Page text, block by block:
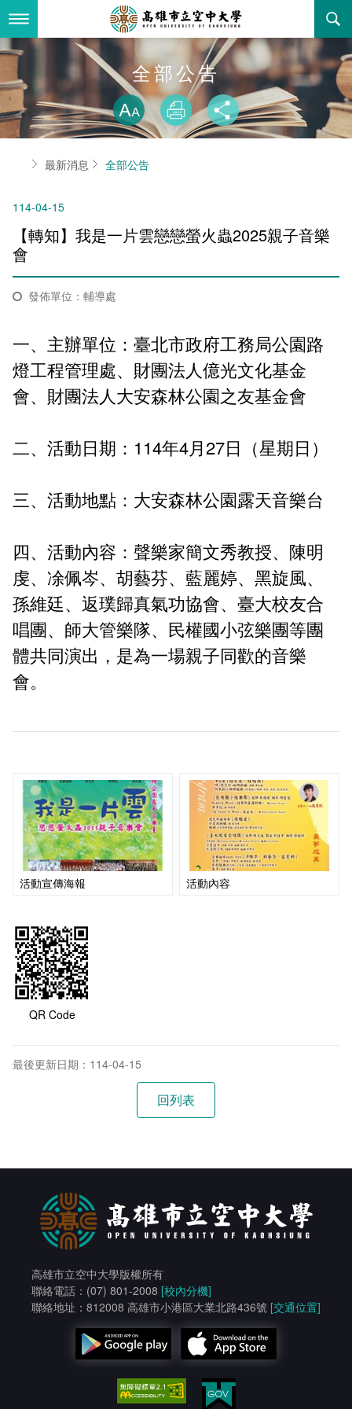
到
要
內最新消息
全部公告
教務公告
學系公告
行政公告
活動研習
招標徵才
新聞媒體專區
校園行事曆
報名系統
關於本校
空大簡介
立案證明
空大校史
空大有利的學習條件
組織架構
本校位置
空大校刊
資訊圖像化專區
校內分機(pdf)
影音資訊
行政單位
行政單位簡介
我們的校長
校長室
教務處註冊組
學習指導中心
輔導處
研發處
秘書處文書組
教學媒體處
電算中心
圖書館
學術單位
學術單位簡介
通識教育中心
工商管理學系
大眾傳播學系
外國語文學系
文化藝術學系
主題網站
其他好站
國內外開放課程
校務資訊
招生資訊
校務系統
課程大綱
網路選課
校內系統
資訊服務線上報修系統
消耗品申請
線上報修最新消息
問卷調查
法令規章
常見問答
意見信箱
各單位意見信箱
影音資訊
全部公告
略過字型切
放大
列印 分享
首頁最新消息 全部公告
114-04-15
【轉知】我是一片雲戀戀螢火蟲2025親子音樂
會
發佈單位：輔導處
一、主辦單位：臺北市政府工務局公園路
燈工程管理處、財團法人億光文化基金
會、財團法人大安森林公園之友基金會
二、活動日期：114年4月27日（星期日）
三、活動地點：大安森林公園露天音樂台
四、活動內容：聲樂家簡文秀教授、陳明
虔、凃佩岑、胡藝芬、藍麗婷、黑旋風、
孫維廷、返璞歸真氣功協會、臺大校友合
唱團、師大管樂隊、民權國小弦樂團等團
體共同演出，是為一場親子同歡的音樂
會。
活動宣傳海報 活動內容
QR Code
最後更新日期：114-04-15
高雄市立空中大學版權所有
聯絡電話：(07) 801-2008 [校內分機]
聯絡地址：812008 高雄市小港區大業北路436號 [交通位置]